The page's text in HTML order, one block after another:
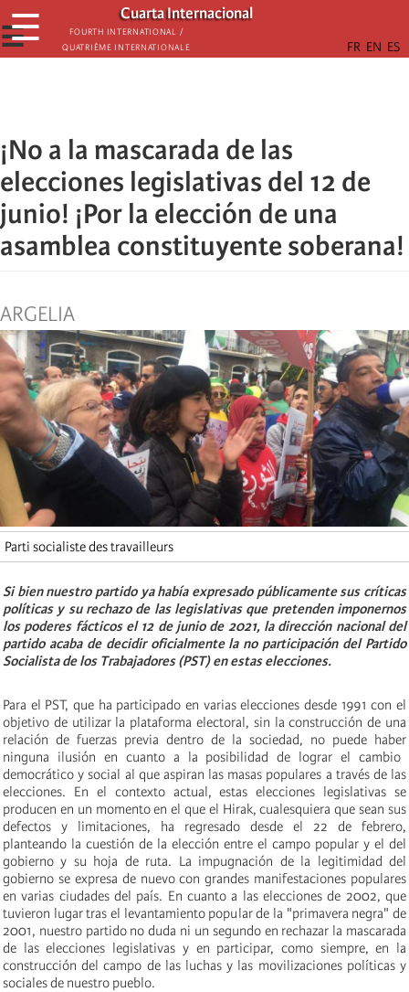
Skip
to
main
Cuarta Internacional
Fourth International /
Quatrième internationale
☰
☰
¡No a la mascarada de las
elecciones legislativas del 12 de
junio! ¡Por la elección de una
asamblea constituyente soberana!
ARGELIA
Parti socialiste des travailleurs
Si bien nuestro partido ya había expresado públicamente sus críticas
políticas y su rechazo de las legislativas que pretenden imponernos
los poderes fácticos el 12 de junio de 2021, la dirección nacional del
partido acaba de decidir oficialmente la no participación del Partido
Socialista de los Trabajadores (PST) en estas elecciones.
Para el PST, que ha participado en varias elecciones desde 1991 con el
objetivo de utilizarla plataforma electoral, sin la construcción de una
relación de fuerzas previa dentro de la sociedad, no puede haber
ninguna ilusión en cuanto a la posibilidad de lograr el cambio
democrático y social al que aspiran las masas populares a través de las
elecciones. En el contexto actual, estas elecciones legislativas se
producen en un momento en el que el Hirak, cualesquiera que sean sus
defectos y limitaciones, ha regresado desde el 22 de febrero,
planteando la cuestión de la elección entre el campo popular y el del
gobierno y su hoja de ruta. La impugnación de la legitimidad del
gobierno se expresa de nuevo con grandes manifestaciones populares
en varias ciudades del país. En cuanto a las elecciones de 2002, que
tuvieron lugar tras el levantamiento popular de la "primavera negra" de
2001, nuestro partido no duda ni un segundo en rechazar la mascarada
de las elecciones legislativas y en participar, como siempre, en la
construcción del campo de las luchas y las movilizaciones políticas y
sociales de nuestro pueblo.